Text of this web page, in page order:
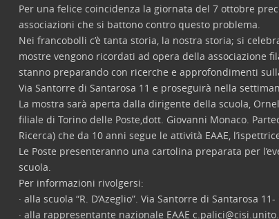
Per una felice coincidenza la giornata del 7 ottobre
associazioni che si battono contro questo problema.
Nei francobolli c’è tanta storia, la nostra storia; si
mostre vengono ricordati ad opera della associazione
stanno preparando con ricerche e approfondimenti
Via Santorre di Santarosa 11 e proseguirà nella
La mostra sarà aperta dalla dirigente della scuola,
filiale di Torino delle Poste,dott. Giovanni Monaco.
Ricerca) che da 10 anni segue le attività EAAE,
Le Poste presenteranno una cartolina preparata per
scuola.
Per informazioni rivolgersi:
· alla scuola “R. D’Azeglio”. Via Santorre di Santarosa
· alla rappresentante nazionale EAAE